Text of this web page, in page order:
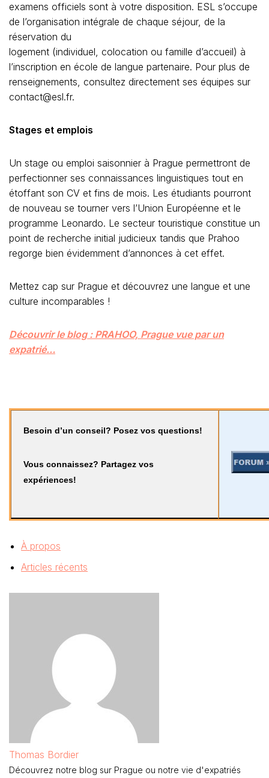
examens officiels sont à votre disposition. ESL s’occupe
de l’organisation intégrale de chaque séjour, de la
réservation du
logement (individuel, colocation ou famille d’accueil) à
l’inscription en école de langue partenaire. Pour plus de
renseignements, consultez directement ses équipes sur
contact@esl.fr.
Stages et emplois
Un stage ou emploi saisonnier à Prague permettront de
perfectionner ses connaissances linguistiques tout en
étoffant son CV et fins de mois. Les étudiants pourront
de nouveau se tourner vers l’Union Européenne et le
programme Leonardo. Le secteur touristique constitue un
point de recherche initial judicieux tandis que Prahoo
regorge bien évidemment d’annonces à cet effet.
Mettez cap sur Prague et découvrez une langue et une
culture incomparables !
Découvrir le blog : PRAHOO, Prague vue par un
expatrié…
Besoin d’un conseil? Posez vos questions!
Vous connaissez? Partagez vos
expériences!
À propos
Articles récents
Thomas Bordier
Découvrez notre blog sur Prague ou notre vie d'expatriés